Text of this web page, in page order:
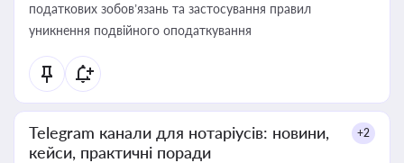
податкових зобов’язань та застосування правил
уникнення подвійного оподаткування
Telegram канали для нотаріусів: новини,
кейси, практичні поради
+2